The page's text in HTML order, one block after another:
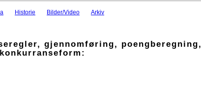
Historie Bilder/Video Arkiv
gjennomføring, poengberegning,